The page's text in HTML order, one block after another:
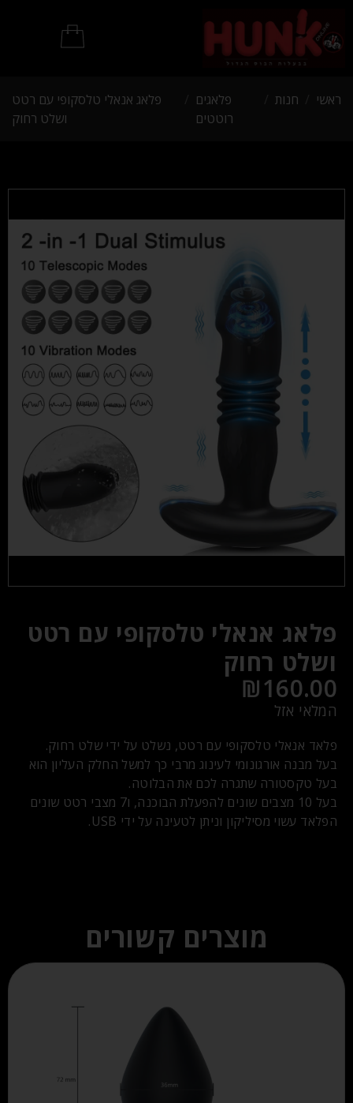
ראשי חנות
פלאגים
רוטטים
פלאג אנאלי טלסקופי עם רטט
ושלט רחוק
פלאג אנאלי טלסקופי עם רטט
ושלט רחוק
₪160.00
המלאי אזל
פלאד אנאלי טלסקופי עם רטט, נשלט על ידי שלט רחוק.
בעל מבנה אורגונומי לעינוג מרבי כך למשל החלק העליון הוא
בעל טקסטורה שתגרה לכם את הבלוטה.
בעל 10 מצבים שונים להפעלת הבוכנה, ו7 מצבי רטט שונים
הפלאד עשוי מסיליקון וניתן לטעינה על ידי USB.
מוצרים קשורים